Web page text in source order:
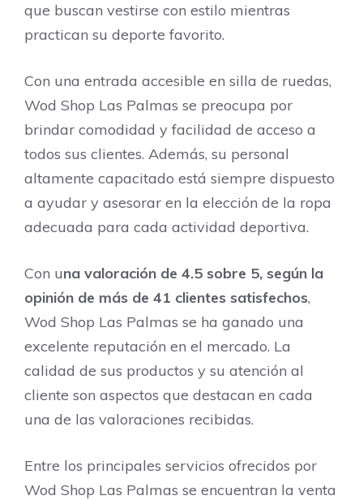
que buscan vestirse con estilo mientras
practican su deporte favorito.
Con una entrada accesible en silla de ruedas,
Wod Shop Las Palmas se preocupa por
brindar comodidad y facilidad de acceso a
todos sus clientes. Además, su personal
altamente capacitado está siempre dispuesto
a ayudar y asesorar en la elección de la ropa
adecuada para cada actividad deportiva.
Con una valoración de 4.5 sobre 5, según la
opinión de más de 41 clientes satisfechos,
Wod Shop Las Palmas se ha ganado una
excelente reputación en el mercado. La
calidad de sus productos y su atención al
cliente son aspectos que destacan en cada
una de las valoraciones recibidas.
Entre los principales servicios ofrecidos por
Wod Shop Las Palmas se encuentran la venta